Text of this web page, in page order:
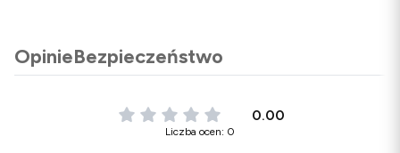
OpinieBezpieczeństwo
0.00
Liczba ocen: 0